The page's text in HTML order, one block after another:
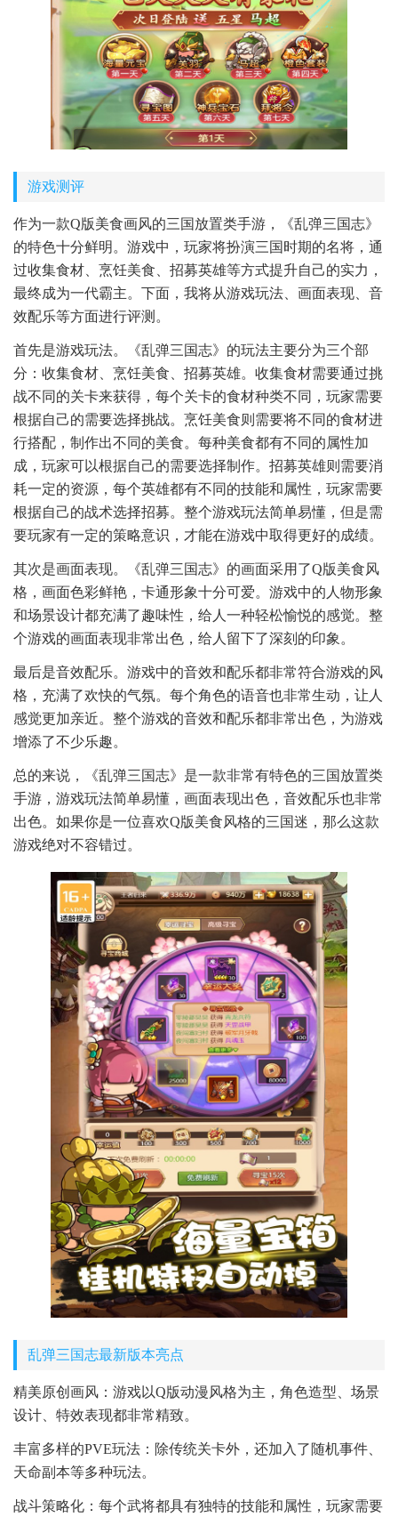
游戏测评
作为一款Q版美食画风的三国放置类手游，《乱弹三国志》
的特色十分鲜明。游戏中，玩家将扮演三国时期的名将，通
过收集食材、烹饪美食、招募英雄等方式提升自己的实力，
最终成为一代霸主。下面，我将从游戏玩法、画面表现、音
效配乐等方面进行评测。
首先是游戏玩法。《乱弹三国志》的玩法主要分为三个部
分：收集食材、烹饪美食、招募英雄。收集食材需要通过挑
战不同的关卡来获得，每个关卡的食材种类不同，玩家需要
根据自己的需要选择挑战。烹饪美食则需要将不同的食材进
行搭配，制作出不同的美食。每种美食都有不同的属性加
成，玩家可以根据自己的需要选择制作。招募英雄则需要消
耗一定的资源，每个英雄都有不同的技能和属性，玩家需要
根据自己的战术选择招募。整个游戏玩法简单易懂，但是需
要玩家有一定的策略意识，才能在游戏中取得更好的成绩。
其次是画面表现。《乱弹三国志》的画面采用了Q版美食风
格，画面色彩鲜艳，卡通形象十分可爱。游戏中的人物形象
和场景设计都充满了趣味性，给人一种轻松愉悦的感觉。整
个游戏的画面表现非常出色，给人留下了深刻的印象。
最后是音效配乐。游戏中的音效和配乐都非常符合游戏的风
格，充满了欢快的气氛。每个角色的语音也非常生动，让人
感觉更加亲近。整个游戏的音效和配乐都非常出色，为游戏
增添了不少乐趣。
总的来说，《乱弹三国志》是一款非常有特色的三国放置类
手游，游戏玩法简单易懂，画面表现出色，音效配乐也非常
出色。如果你是一位喜欢Q版美食风格的三国迷，那么这款
游戏绝对不容错过。
乱弹三国志最新版本亮点
精美原创画风：游戏以Q版动漫风格为主，角色造型、场景
设计、特效表现都非常精致。
丰富多样的PVE玩法：除传统关卡外，还加入了随机事件、
天命副本等多种玩法。
战斗策略化：每个武将都具有独特的技能和属性，玩家需要